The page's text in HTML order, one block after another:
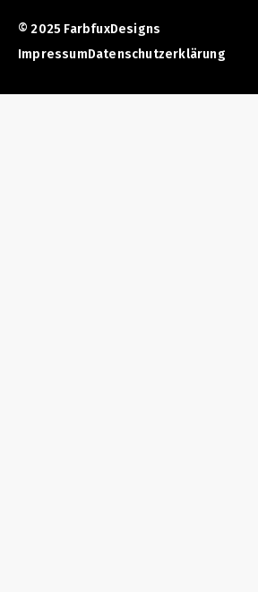
© 2025 FarbfuxDesigns
ImpressumDatenschutzerklärung